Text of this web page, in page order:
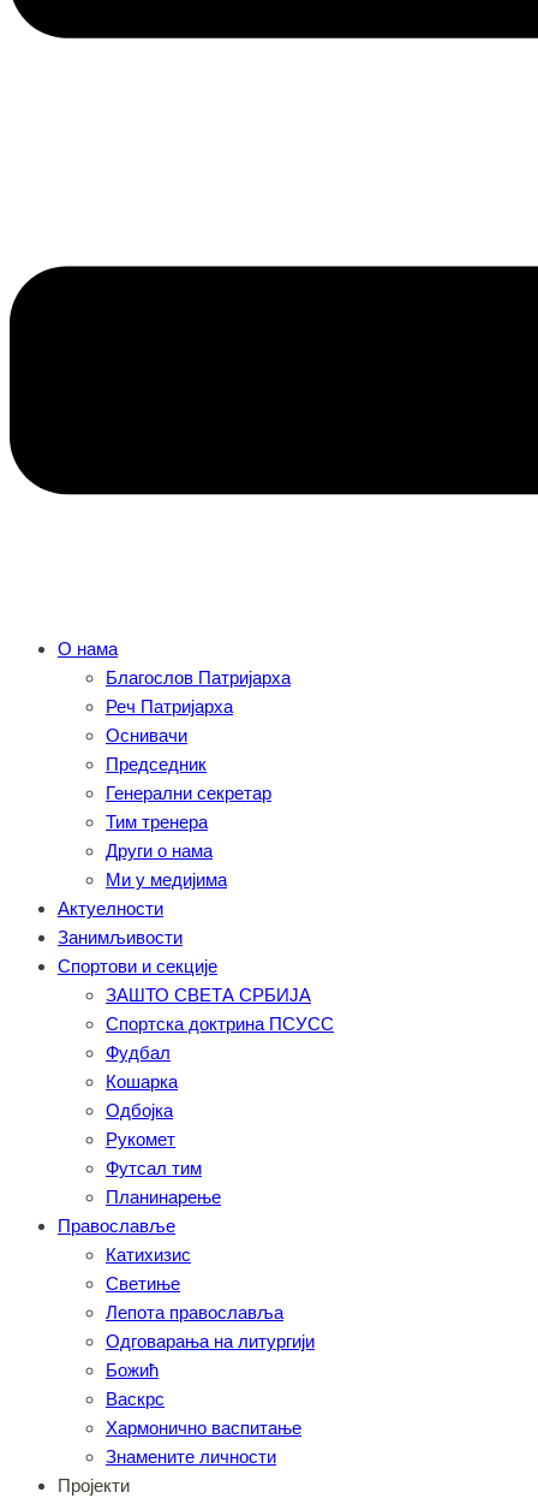
О нама
Благослов Патријарха
Реч Патријарха
Оснивачи
Председник
Генерални секретар
Тим тренера
Други о нама
Ми у медијима
Актуелности
Занимљивости
Спортови и секције
ЗАШТО СВЕТА СРБИЈА
Спортска доктрина ПСУСС
Фудбал
Кошарка
Одбојка
Рукомет
Футсал тим
Планинарење
Православље
Катихизис
Светиње
Лепота православља
Одговарања на литургији
Божић
Васкрс
Хармонично васпитање
Знамените личности
Пројекти